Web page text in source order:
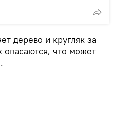
дерево и кругляк за
опасаются, что может